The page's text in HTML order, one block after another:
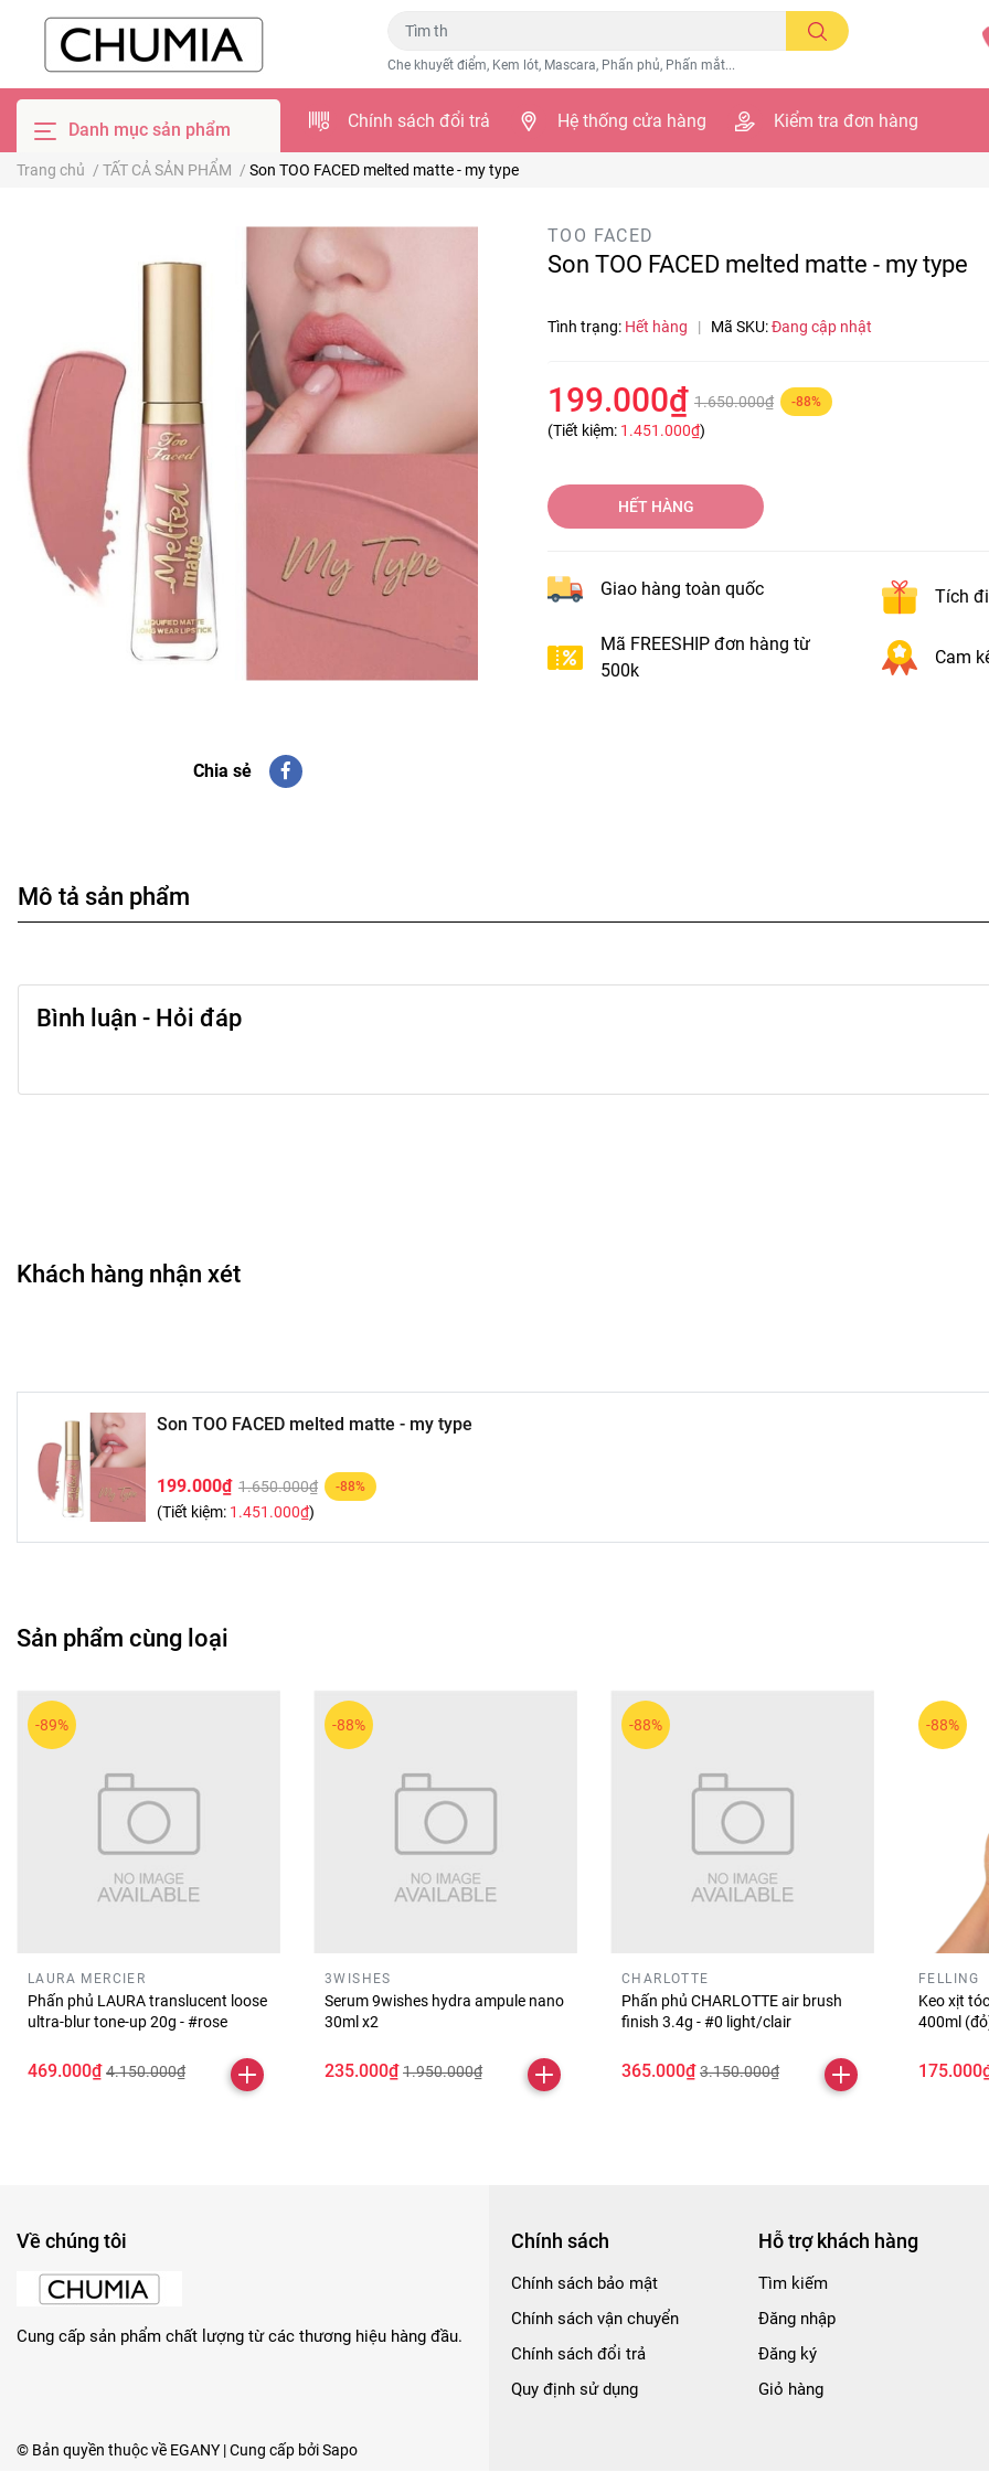
Che khuyết điểm, Kem lót, Mascara, Phấn phủ, Phấn mắt...
Danh mục sản phẩm Chính sách đổi trả Hệ thống cửa hàng Kiểm tra đơn hàng
Trang chủ / TẤT CẢ SẢN PHẨM / Son TOO FACED melted matte - my type
Chia sẻ
TOO FACED
Son TOO FACED melted matte - my type
Tình trạng: Hết hàng | Mã SKU:Đang cập nhật
199.000₫ 1.650.000₫ -88%
(Tiết kiệm: 1.451.000₫)
HẾT HÀNG
Giao hàng toàn quốc Tích
Mã FREESHIP đơn hàng từ
500k
Cam
Mô tả sản phẩm
Bình luận - Hỏi đáp
Khách hàng nhận xét
Son TOO FACED melted matte - my type
199.000₫ 1.650.000₫ -88%
(Tiết kiệm: 1.451.000₫)
Sản phẩm cùng loại
-89%
LAURA MERCIER
Phấn phủ LAURA translucent loose
ultra-blur tone-up 20g - #rose
469.000₫ 4.150.000₫
-88%
3WISHES
Serum 9wishes hydra ampule nano
30ml x2
235.000₫ 1.950.000₫
-88%
CHARLOTTE
Phấn phủ CHARLOTTE air brush
finish 3.4g - #0 light/clair
365.000₫ 3.150.000₫
-88%
FELLING
Keo xịt
400ml
Về chúng tôi
Cung cấp sản phẩm chất lượng từ các thương hiệu hàng đầu.
Chính sách
Chính sách bảo mật
Chính sách vận chuyển
Chính sách đổi trả
Quy định sử dụng
Hỗ trợ khách hàng
Tìm kiếm
Đăng nhập
Đăng ký
Giỏ hàng
© Bản quyền thuộc về EGANY | Cung cấp bởiSapo